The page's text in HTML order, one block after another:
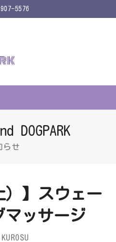
5576
DOGPARK
らせ
）】スウェー
マッサージ
KUROSU